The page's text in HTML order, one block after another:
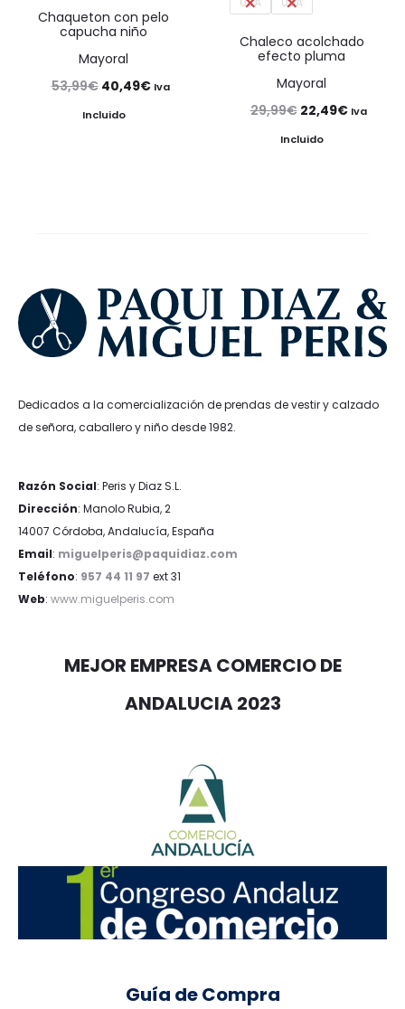
Chaqueton con pelo
capucha niño
Mayoral
53,99€ El
precio
40,49€ElIva
Incluido
Chaleco acolchado
efecto pluma
Mayoral
29,99€ El
precio
22,49€ElIva
Incluido
Dedicados a la comercialización de prendas de vestir y calzado
de señora, caballero y niño desde 1982.
Razón Social: Peris y Diaz S.L.
Dirección: Manolo Rubia, 2
14007 Córdoba, Andalucía, España
Email: miguelperis@paquidiaz.com
Teléfono: 957 44 11 97 ext 31
Web: www.miguelperis.com
MEJOR EMPRESA COMERCIO DE
ANDALUCIA 2023
Guía de Compra